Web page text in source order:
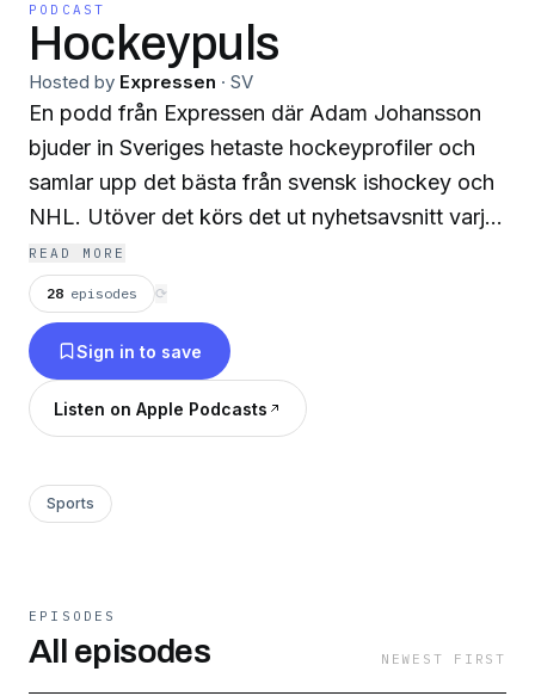
PODCAST
Hockeypuls
Hosted by Expressen · SV
En podd från Expressen där Adam Johansson
bjuder in Sveriges hetaste hockeyprofiler och
samlar upp det bästa från svensk ishockey och
NHL. Utöver det körs det ut nyhetsavsnitt varje
vecka – Hockeypuls erbjuder helt enkelt något
för alla hockeyälskare. Årets sportpodd
2023.Ansvarig utgivare: Klas GranströmKontakt:
podcast.sales@bonniernews.se
READ MORE
28 episodes ⟳
Sign in to save
Listen on Apple Podcasts
Sports
EPISODES
All episodes NEWEST FIRST